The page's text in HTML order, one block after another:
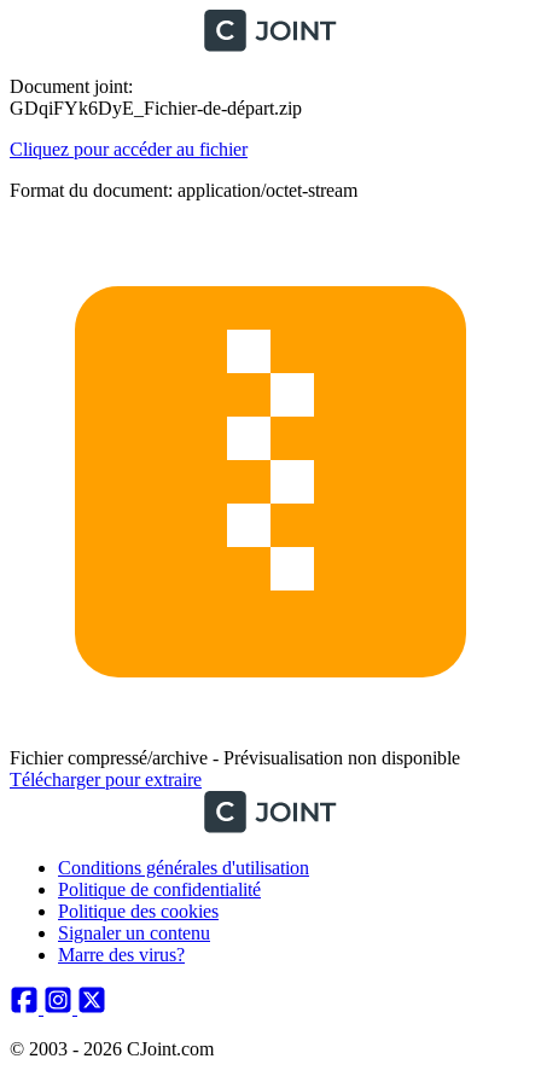
Document joint:
GDqiFYk6DyE_Fichier-de-départ.zip
Cliquez pour accéder au fichier
Format du document: application/octet-stream
Fichier compressé/archive - Prévisualisation non disponible
Télécharger pour extraire
Conditions générales d'utilisation
Politique de confidentialité
Politique des cookies
Signaler un contenu
Marre des virus?
© 2003 - 2026 CJoint.com